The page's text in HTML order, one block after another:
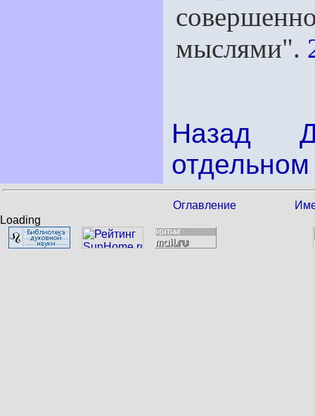
мыслями".
Назад
Оглавление
Loading